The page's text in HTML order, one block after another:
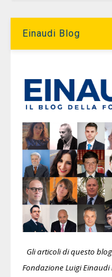
Einaudi Blog
Gli articoli di questo
Fondazione Luigi